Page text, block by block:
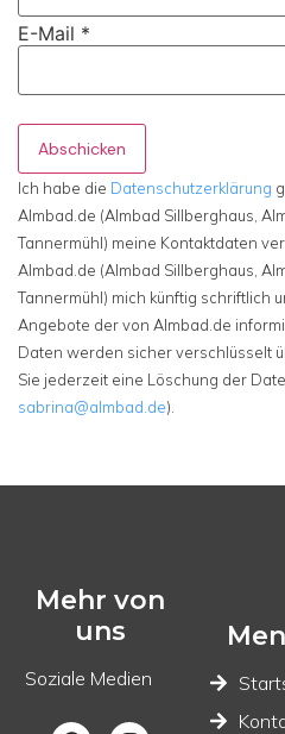
E-Mail *
Abschicken
Ich habe die Datenschutzerklärung
Almbad.de (Almbad Sillberghaus,
Tannermühl) meine Kontaktdaten
Almbad.de (Almbad Sillberghaus,
Tannermühl) mich künftig schriftlich
Angebote der von Almbad.de
Daten werden sicher verschlüsselt
Sie jederzeit eine Löschung der
sabrina@almbad.de).
Mehr von
uns
Soziale Medien